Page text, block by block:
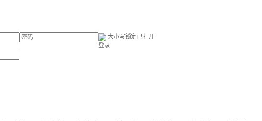
大小写锁定已打开
登录